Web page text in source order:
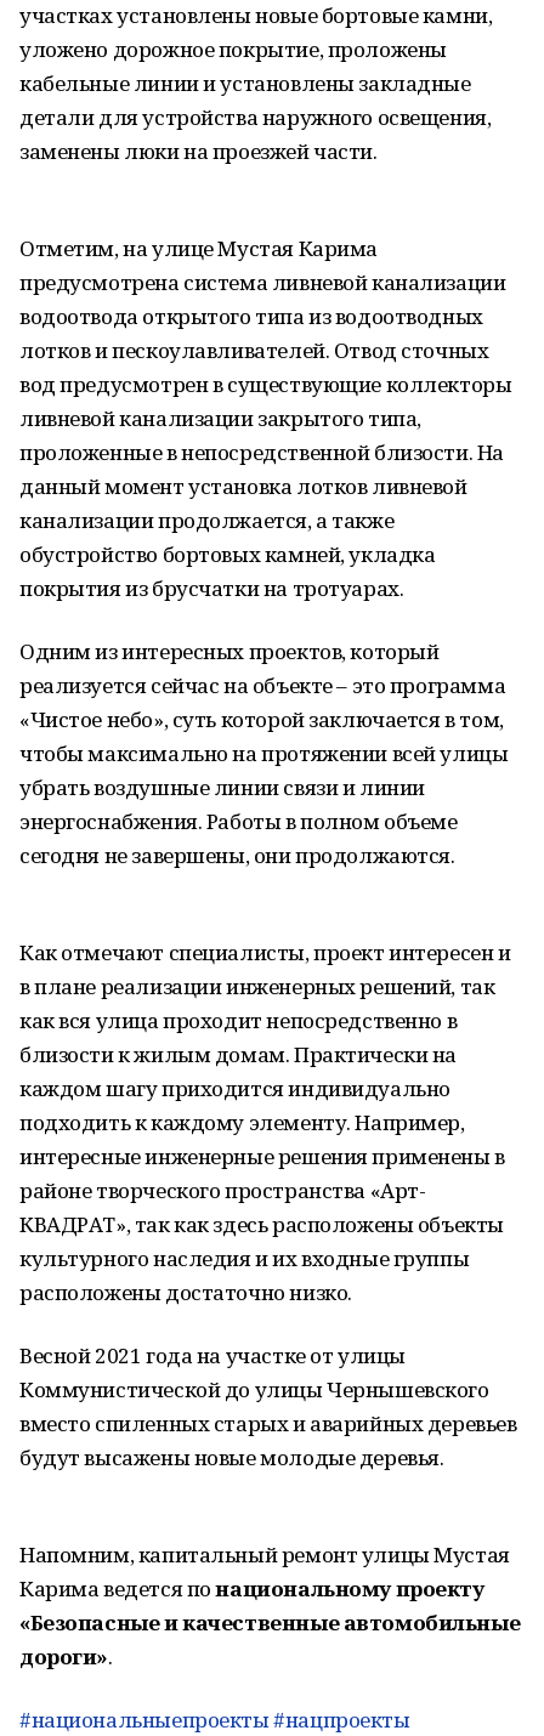
участках установлены новые бортовые камни,
уложено дорожное покрытие, проложены
кабельные линии и установлены закладные
детали для устройства наружного освещения,
заменены люки на проезжей части.
Отметим, на улице Мустая Карима
предусмотрена система ливневой канализации
водоотвода открытого типа из водоотводных
лотков и пескоулавливателей. Отвод сточных
вод предусмотрен в существующие коллекторы
ливневой канализации закрытого типа,
проложенные в непосредственной близости. На
данный момент установка лотков ливневой
канализации продолжается, а также
обустройство бортовых камней, укладка
покрытия из брусчатки на тротуарах.
Одним из интересных проектов, который
реализуется сейчас на объекте – это программа
«Чистое небо», суть которой заключается в том,
чтобы максимально на протяжении всей улицы
убрать воздушные линии связи и линии
энергоснабжения. Работы в полном объеме
сегодня не завершены, они продолжаются.
Как отмечают специалисты, проект интересен и
в плане реализации инженерных решений, так
как вся улица проходит непосредственно в
близости к жилым домам. Практически на
каждом шагу приходится индивидуально
подходить к каждому элементу. Например,
интересные инженерные решения применены в
районе творческого пространства «Арт-
КВАДРАТ», так как здесь расположены объекты
культурного наследия и их входные группы
расположены достаточно низко.
Весной 2021 года на участке от улицы
Коммунистической до улицы Чернышевского
вместо спиленных старых и аварийных деревьев
будут высажены новые молодые деревья.
Напомним, капитальный ремонт улицы Мустая
Карима ведется понациональному проекту
«Безопасные и качественные автомобильные
дороги».
#национальныепроекты#нацпроекты